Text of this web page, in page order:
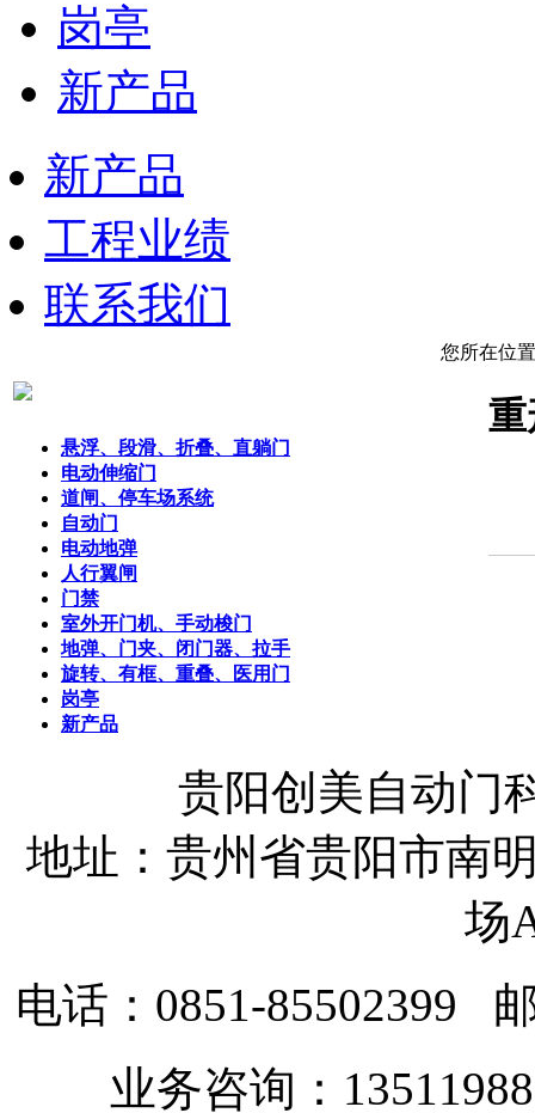
岗亭
新产品
新产品
工程业绩
联系我们
悬浮、段滑、折叠、直躺门
电动伸缩门
道闸、停车场系统
自动门
电动地弹
人行翼闸
门禁
室外开门机、手动梭门
地弹、门夹、闭门器、拉手
旋转、有框、重叠、医用门
岗亭
新产品
您所在位
重
贵阳创美自动门
地址：贵州省贵阳市南
场
电话：0851-85502399
业务咨询：